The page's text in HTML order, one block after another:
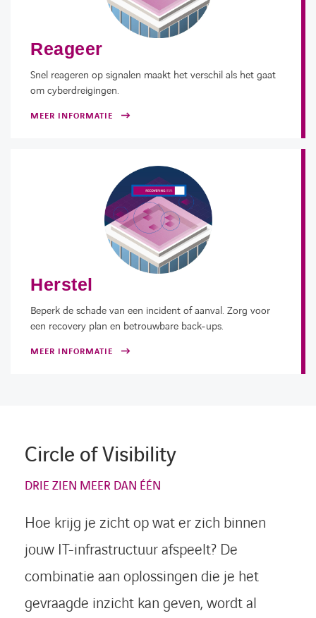
Reageer
Snel reageren op signalen maakt het verschil als het gaat
om cyberdreigingen.
MEER INFORMATIE
Herstel
Beperk de schade van een incident of aanval. Zorg voor
een recovery plan en betrouwbare back-ups.
MEER INFORMATIE
Circle of Visibility
DRIE ZIEN MEER DAN ÉÉN
Hoe krijg je zicht op wat er zich binnen
jouw IT-infrastructuur afspeelt? De
combinatie aan oplossingen die je het
gevraagde inzicht kan geven, wordt al